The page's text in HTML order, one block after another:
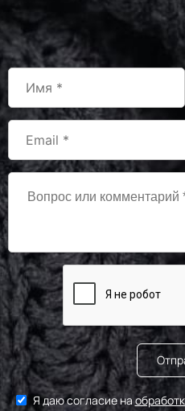
S198/2
243/1
F201/1 1Лагуна
S198/1
243/2
2Бл.Бирюзовый
S248 Св.Бирюза
203/3
3Т.Бирюзовый
Я даю согласие на